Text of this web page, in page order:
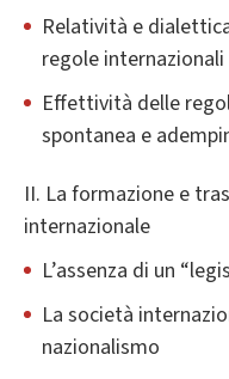
Relatività e
regole internazionali
Effettività delle
spontanea e
II. La formazione e
internazionale
L’assenza di un
La società
nazionalismo